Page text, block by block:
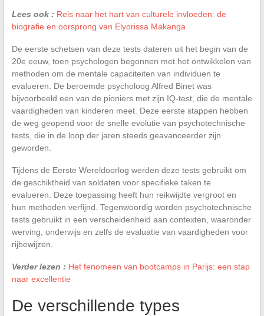
Lees ook : Reis naar het hart van culturele invloeden: de
biografie en oorsprong van Elyorissa Makanga
De eerste schetsen van deze tests dateren uit het begin van de
20e eeuw, toen psychologen begonnen met het ontwikkelen van
methoden om de mentale capaciteiten van individuen te
evalueren. De beroemde psycholoog Alfred Binet was
bijvoorbeeld een van de pioniers met zijn IQ-test, die de mentale
vaardigheden van kinderen meet. Deze eerste stappen hebben
de weg geopend voor de snelle evolutie van psychotechnische
tests, die in de loop der jaren steeds geavanceerder zijn
geworden.
Tijdens de Eerste Wereldoorlog werden deze tests gebruikt om
de geschiktheid van soldaten voor specifieke taken te
evalueren. Deze toepassing heeft hun reikwijdte vergroot en
hun methoden verfijnd. Tegenwoordig worden psychotechnische
tests gebruikt in een verscheidenheid aan contexten, waaronder
werving, onderwijs en zelfs de evaluatie van vaardigheden voor
rijbewijzen.
Verder lezen : Het fenomeen van bootcamps in Parijs: een stap
naar excellentie
De verschillende types